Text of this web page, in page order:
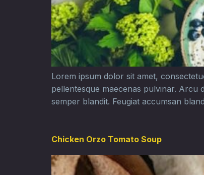
Lorem ipsum dolor sit amet,
pellentesque maecenas pulvinar.
semper blandit. Feugiat accumsan
Chicken Orzo Tomato Soup